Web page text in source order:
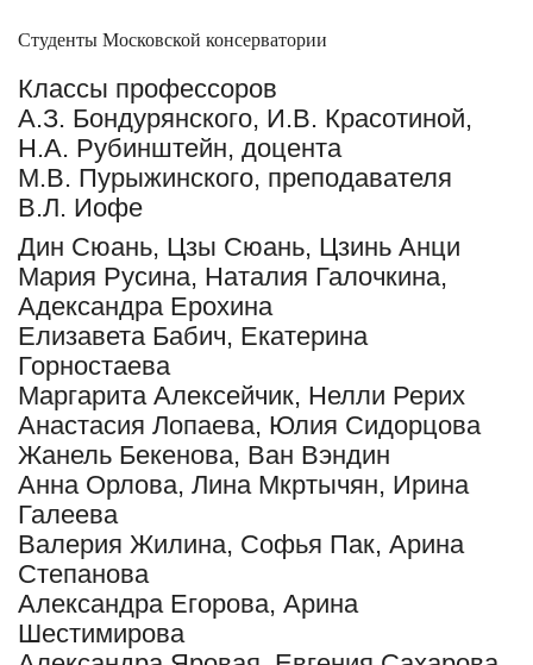
Студенты Московской консерватории
Классы профессоров
А.З. Бондурянского, И.В. Красотиной,
Н.А. Рубинштейн, доцента
М.В. Пурыжинского, преподавателя
В.Л. Иофе
Дин Сюань, Цзы Сюань, Цзинь Анци
Мария Русина, Наталия Галочкина,
Адександра Ерохина
Елизавета Бабич, Екатерина
Горностаева
Маргарита Алексейчик, Нелли Рерих
Анастасия Лопаева, Юлия Сидорцова
Жанель Бекенова, Ван Вэндин
Анна Орлова, Лина Мкртычян, Ирина
Галеева
Валерия Жилина, Софья Пак, Арина
Степанова
Александра Егорова, Арина
Шестимирова